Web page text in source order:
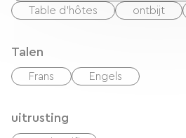
Table d'hôtes
ontbijt
Talen
Frans Engels
uitrusting